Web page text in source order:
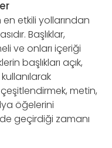
etkili yollarından
Başlıklar,
ve onları içeriği
başlıkları açık,
çeşitlendirmek, metin,
öğelerini
geçirdiği zamanı